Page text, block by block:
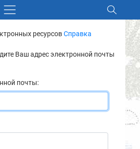
ресурсовСправка
Ваш адрес электронной почты
почты: